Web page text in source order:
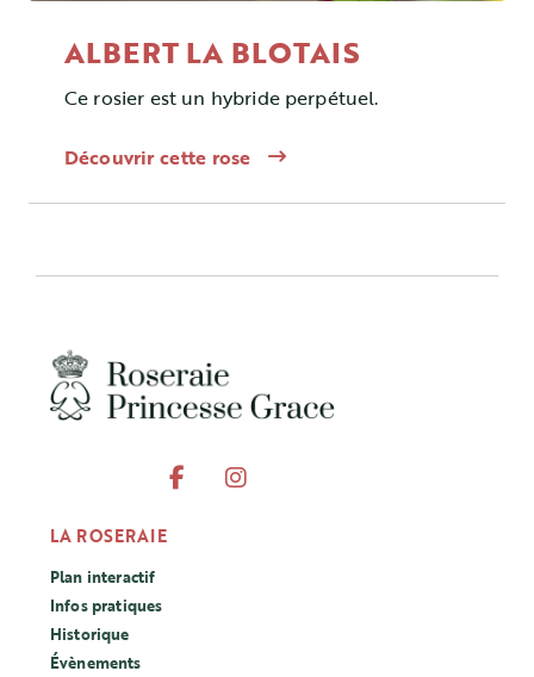
ALBERT LA BLOTAIS
Ce rosier est un hybride perpétuel.
Découvrir cette rose
LA ROSERAIE
Plan interactif
Infos pratiques
Historique
Évènements